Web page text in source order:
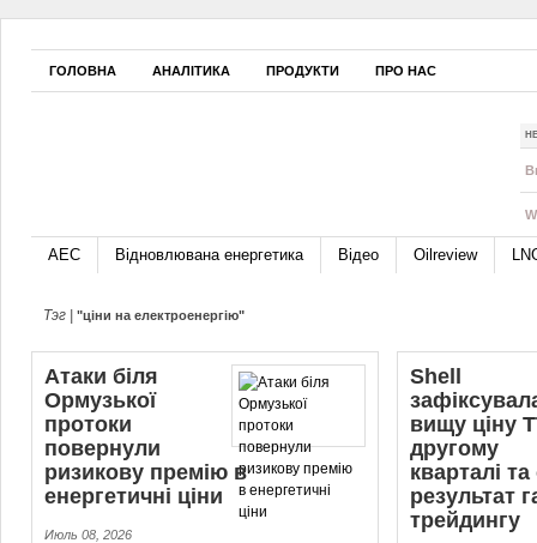
ГОЛОВНА АНАЛІТИКА ПРОДУКТИ ПРО НАС
АЕС Відновлювана енергетика Відео Oilreview
Тэг | "ціни на електроенергію"
Атаки біля
Ормузької
протоки
повернули
ризикову премію в
енергетичні ціни
Июль 08, 2026
Shell
вищу ціну
другому
кварталі
результат
трейдингу